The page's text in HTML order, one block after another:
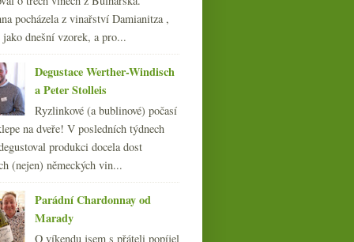
karafě
Asijská bokovka a napodobení
dokonalé svačiny
Zweigelt a další pochoutky od
Holzapfelů
Výsledky ankety „Šampaňské, sekty
a jiná šumivá ví...
Zrychlená historie whisky v
Japonsku
Zklamání z Vieux Robin Bois de
Lunier
3x Ryzlink – z Alsaska, Moravy i od
Rýna
Víno a tvar lahve & nové designové
přírůstky
pocházela z vinařství Damianitza ,
jako dnešní vzorek, a pro...
Degustace Werther-Windisch
a Peter Stolleis
Ryzlinkové (a bublinové) počasí
na dveře! V posledních týdnech
produkci docela dost
(nejen) německých vin...
Parádní Chardonnay od
Marady
O víkendu jsem s přáteli popíjel